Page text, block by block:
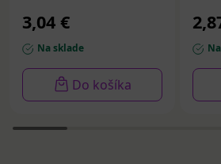
3,04 €
Na sklade
Do košíka